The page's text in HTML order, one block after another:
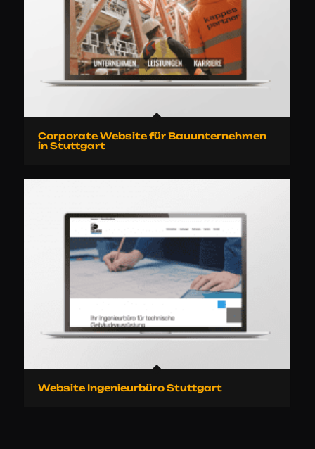
Corporate Website für Bauunternehmen
in Stuttgart
Website Ingenieurbüro Stuttgart